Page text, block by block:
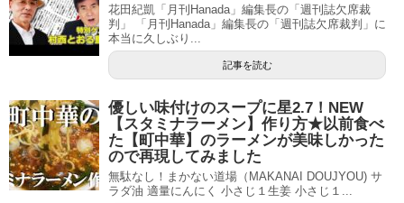
花田紀凱「月刊Hanada」編集長の「週刊誌欠席裁
判」 「月刊Hanada」編集長の「週刊誌欠席裁判」に
本当に久しぶり...
記事を読む
優しい味付けのスープに星2.7！NEW
【スタミナラーメン】作り方★以前食べ
た【町中華】のラーメンが美味しかった
ので再現してみました
無駄なし！まかない道場（MAKANAI DOUJYOU) サ
ラダ油 適量にんにく 小さじ１生姜 小さじ１...